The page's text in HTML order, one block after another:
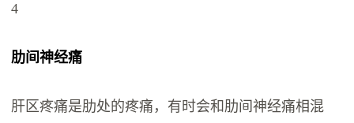
4
肋间神经痛
肝区疼痛是肋处的疼痛，有时会和肋间神经痛相混